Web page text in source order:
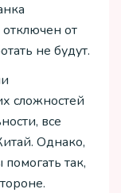
от
не будут.
сложностей
все
Однако,
так,